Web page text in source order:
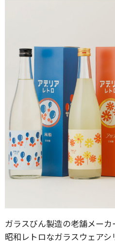
ガラスびん製造の老舗メー
昭和レトロなガラスウェアシ